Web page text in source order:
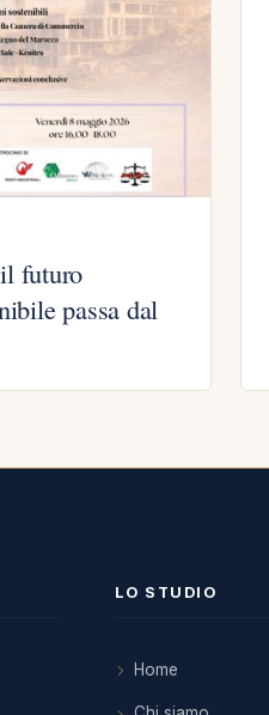
futuro
passa dal
LO STUDIO
Home